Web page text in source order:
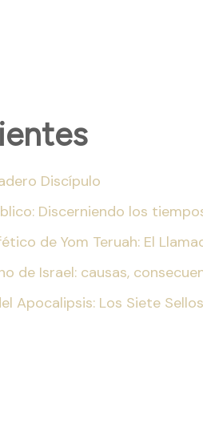
Discípulo
Discerniendo los
de Yom Teruah: El
de Israel: causas,
Apocalipsis: Los Siete